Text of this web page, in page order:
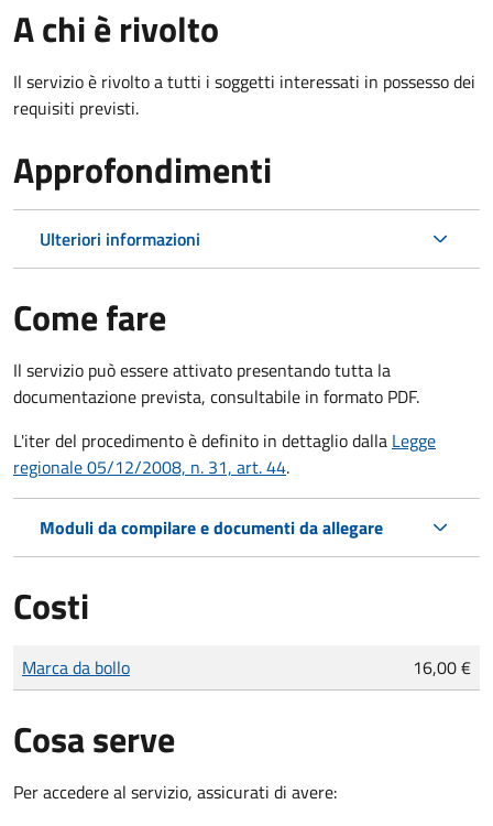
A chi è rivolto
Il servizio è rivolto a tutti i soggetti interessati in possesso dei
requisiti previsti.
Approfondimenti
Ulteriori informazioni
Come fare
Il servizio può essere attivato presentando tutta la
documentazione prevista, consultabile in formato PDF.
L'iter del procedimento è definito in dettaglio dalla Legge
regionale 05/12/2008, n. 31, art. 44.
Moduli da compilare e documenti da allegare
Costi
Tipo di pagamento
Importo
Marca da bollo 16,00 €
Cosa serve
Per accedere al servizio, assicurati di avere: